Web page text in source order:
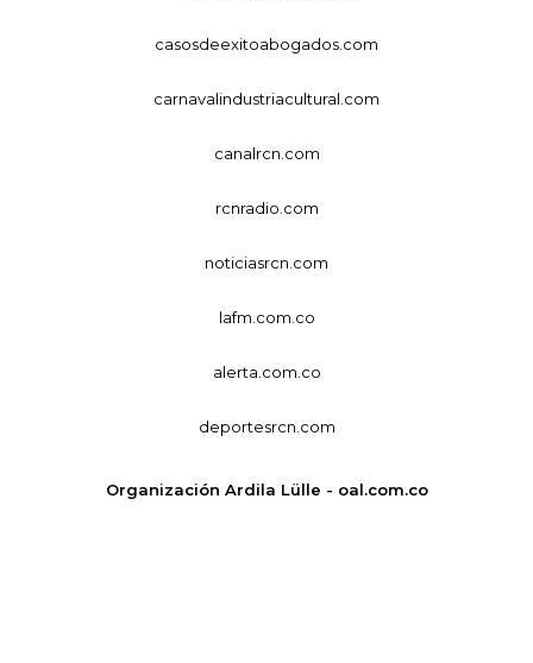
casosdeexitoabogados.com
carnavalindustriacultural.com
canalrcn.com
rcnradio.com
noticiasrcn.com
lafm.com.co
alerta.com.co
deportesrcn.com
Organización Ardila Lülle - oal.com.co